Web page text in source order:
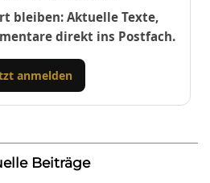
bleiben: Aktuelle Texte,
direkt ins Postfach.
anmelden
Beiträge